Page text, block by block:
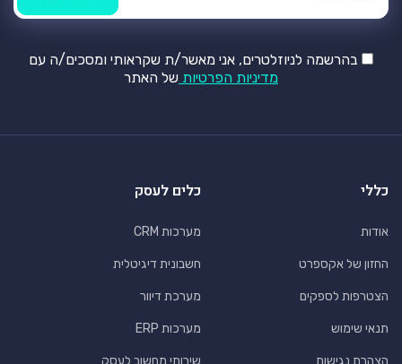
בהרשמה לניוזלטרים, אני מאשר/ת שקראותי ומסכים/ה עם
מדיניות הפרטיות של האתר
כללי
אודות
החזון של אקספרט
הצטרפות לספקים
תנאי שימוש
כלים לעסק
מערכות CRM
חשבונית דיגיטלית
מערכת דיוור
מערכות ERP